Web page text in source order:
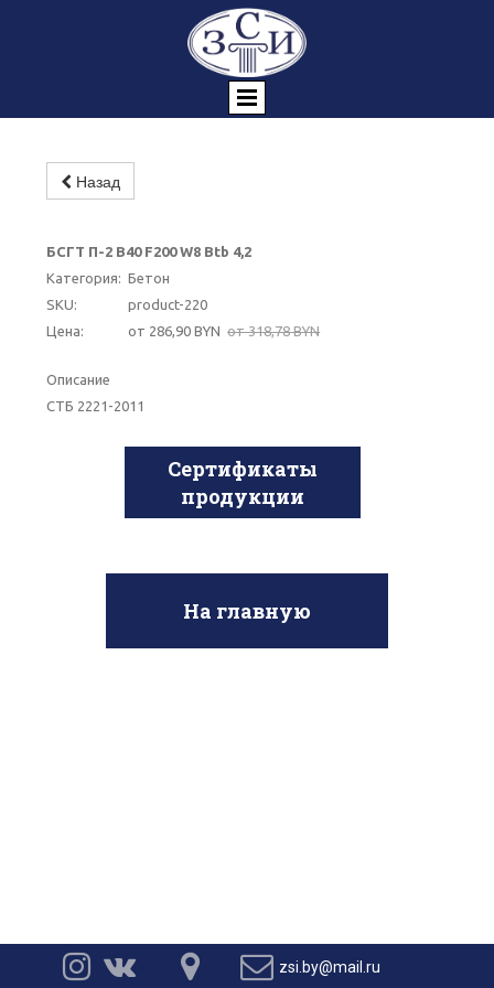
Назад
БСГТ П-2 В40 F200 W8 Btb 4,2
Категория: Бетон
SKU:
product-220
Цена:
от 286,90 BYN от 318,78 BYN
Описание
СТБ 2221-2011
Сертификаты
продукции
На главную
    zsi.by@mail.ru